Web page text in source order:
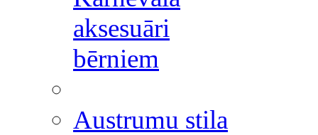
aksesuāri
bērniem
Austrumu stila